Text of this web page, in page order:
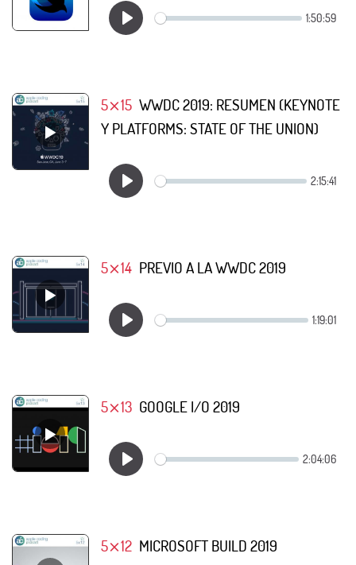
5⨯15 WWDC 2019: RESUMEN (KEYNOTE
Y PLATFORMS: STATE OF THE UNION)
5⨯14 PREVIO A LA WWDC 2019
5⨯13 GOOGLE I/O 2019
5⨯12 MICROSOFT BUILD 2019